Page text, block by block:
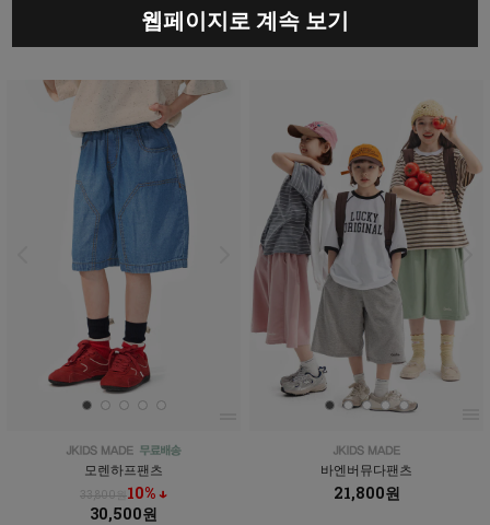
5% ↓
12,300원
33,800원
30,500원
모렌하프팬츠
33,800원10% ↓
30,500원
바엔버뮤다팬츠
21,800원
웹페이지로 계속 보기